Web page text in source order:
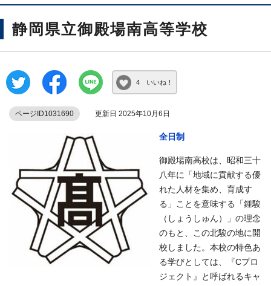
静岡県立御殿場南高等学校
4 いいね！
ページID1031690 更新日 2025年10月6日
全日制
御殿場南高校は、昭和三十
八年に「地域に貢献する優
れた人材を集め、育成す
る」ことを意味する「鍾駿
（しょうしゅん）」の理念
のもと、この北駿の地に開
校しました。本校の特色あ
る学びとしては、『Cプロ
ジェクト』と呼ばれるキャ